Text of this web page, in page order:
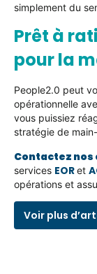
simplement du
Prêt à
pour la
People2.0 peut
opérationnelle
vous puissiez
stratégie de
Contactez nos
services EORet
opérations et
Voir plus